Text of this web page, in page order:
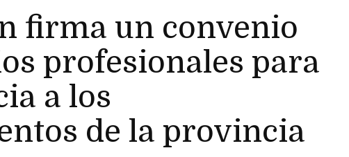
firma un convenio
profesionales para
a los
de la provincia